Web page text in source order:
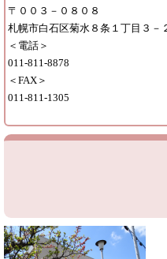
〒００３－０８０８
札幌市白石区菊水８条１丁目３－
＜電話＞
011-811-8878
＜FAX＞
011-811-1305